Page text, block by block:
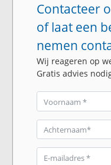
Contacteer
of laat een
nemen
Wij reageren op
Gratis advies